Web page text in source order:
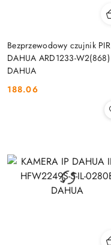
Bezprzewodowy czujnik PIR
DAHUA ARD1233-W2(868)
DAHUA
Cena:
188.06